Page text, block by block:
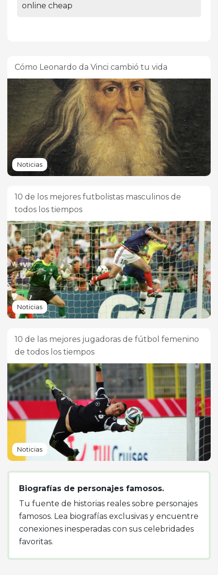
online cheap
Cómo Leonardo da Vinci cambió tu vida
Noticias
10 de los mejores futbolistas masculinos de
todos los tiempos
Noticias
10 de las mejores jugadoras de fútbol femenino
de todos los tiempos
Noticias
Biografías de personajes famosos.
Tu fuente de historias reales sobre personajes
famosos. Lea biografías exclusivas y encuentre
conexiones inesperadas con sus celebridades
favoritas.